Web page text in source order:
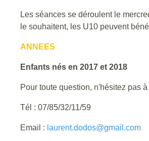
Les séances se déroulent le
le souhaitent, les U10 peuvent
ANNEES
Enfants nés en 2017 et 2018
Pour toute question, n'hésitez pas
Tél : 07/85/32/11/59
Email : laurent.dodos@gmail.com